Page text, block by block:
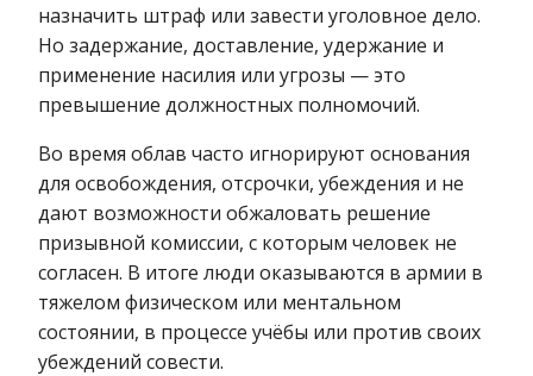
назначить штраф или завести уголовное дело.
Но задержание, доставление, удержание и
применение насилия или угрозы — это
превышение должностных полномочий.
Во время облав часто игнорируют основания
для освобождения, отсрочки, убеждения и не
дают возможности обжаловать решение
призывной комиссии, с которым человек не
согласен. В итоге люди оказываются в армии в
тяжелом физическом или ментальном
состоянии, в процессе учёбы или против своих
убеждений совести.